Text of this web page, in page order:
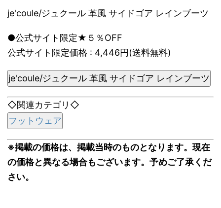
je'coule/ジュクール 革風 サイドゴア レインブーツ
●公式サイト限定★５％OFF
公式サイト限定価格 : 4,446円(送料無料)
je'coule/ジュクール 革風 サイドゴア レインブーツ
◇関連カテゴリ◇
フットウェア
※掲載の価格は、掲載当時のものとなります。現在
の価格と異なる場合もございます。予めご了承くだ
さい。